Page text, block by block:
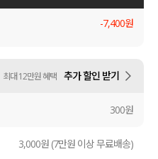
-7,400원
최대 12만원 혜택 추가 할인 받기
300원
3,000원 (7만원 이상 무료배송)